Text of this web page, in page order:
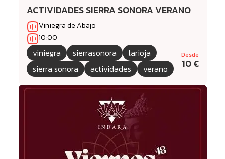
ACTIVIDADES SIERRA SONORA VERANO
Viniegra de Abajo
10:00
viniegra sierrasonora
larioja
sierra sonora
actividades verano
Desde
10 €